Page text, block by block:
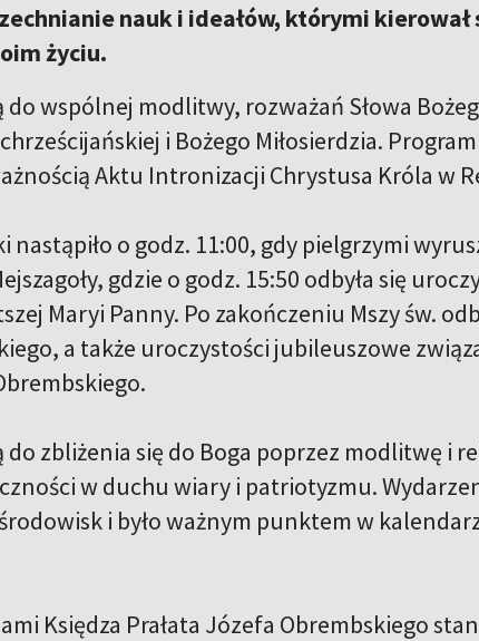
nauk i ideałów, którymi kierował
życiu.
do wspólnej modlitwy, rozważań Słowa
i Bożego Miłosierdzia.
Aktu Intronizacji Chrystusa Króla w
nastąpiło o godz. 11:00, gdy pielgrzymi
gdzie o godz. 15:50 odbyła się
Maryi Panny. Po zakończeniu Mszy św.
a także uroczystości jubileuszowe
do zbliżenia się do Boga poprzez modlitwę i
w duchu wiary i patriotyzmu.
i było ważnym punktem w
Księdza Prałata Józefa Obrembskiego